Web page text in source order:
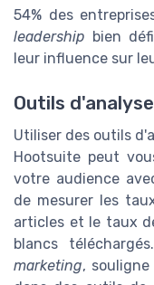
54% des
leadership bien
leur influence sur
Outils
Utiliser des outils
Hootsuite peut
votre audience
de mesurer les
articles et le taux
blancs
marketing,